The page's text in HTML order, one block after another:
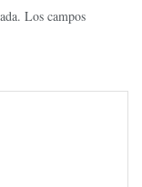
Los campos